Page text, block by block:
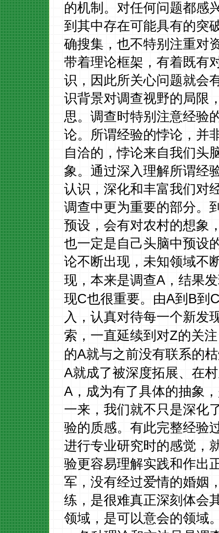
的机制。对任何问题都感
到其中存在可能具有的突
确搜集，也不特别注重对
带着理论框架，有着既有
识，因此所关心问题就会
识背景对调查视野的局限
思。调查时特别注意经验
论。所谓经验的悖论，并
自洽的，悖论来自我们头
象。通过深入理解所谓经
认识，深化和丰富我们对
调查中更为重要的部分。
预设，会有对农村的想象
也一定是自己头脑中预设
论不断出现，未知领域不
现，本来是调查A，结果
现C也很重要。由A到B到
入，认真对待每一个新发
索，一直延续到对Z的关
的A就与之前没有联系的
A就成了被深度拓展、在
A，成为有了具体的抽象
一来，我们就不只是深化
验的质感。有此完整经验
进行专业研究时的感觉，
验更容易理解实践和作出
军，没有经过爱情的婚姻
练，是很难真正深刻体会
领域，是可以意会的领域